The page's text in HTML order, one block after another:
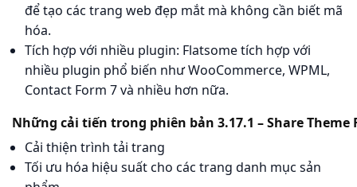
để tạo các trang web đẹp mắt mà không cần biết mã
hóa.
Tích hợp với nhiều plugin: Flatsome tích hợp với
nhiều plugin phổ biến như WooCommerce, WPML,
Contact Form 7 và nhiều hơn nữa.
Những cải tiến trong phiên bản 3.17.1 – Share Theme
Cải thiện trình tải trang
Tối ưu hóa hiệu suất cho các trang danh mục sản